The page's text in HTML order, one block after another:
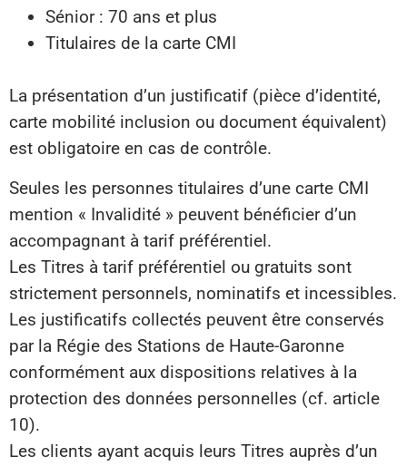
Sénior : 70 ans et plus
Titulaires de la carte CMI
La présentation d’un justificatif (pièce d’identité,
carte mobilité inclusion ou document équivalent)
est obligatoire en cas de contrôle.
Seules les personnes titulaires d’une carte CMI
mention « Invalidité » peuvent bénéficier d’un
accompagnant à tarif préférentiel.
Les Titres à tarif préférentiel ou gratuits sont
strictement personnels, nominatifs et incessibles.
Les justificatifs collectés peuvent être conservés
par la Régie des Stations de Haute-Garonne
conformément aux dispositions relatives à la
protection des données personnelles (cf. article
10).
Les clients ayant acquis leurs Titres auprès d’un